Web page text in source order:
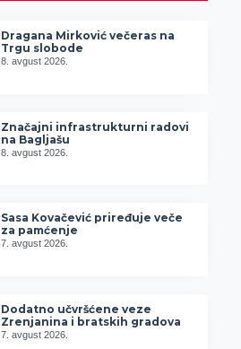
Dragana Mirković večeras na
Trgu slobode
8. avgust 2026.
Značajni infrastrukturni radovi
na Bagljašu
8. avgust 2026.
Sasa Kovačević priređuje veče
za pamćenje
7. avgust 2026.
Dodatno učvršćene veze
Zrenjanina i bratskih gradova
7. avgust 2026.